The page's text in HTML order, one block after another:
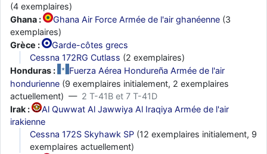
(4 exemplaires)
Ghana :
Ghana Air Force Armée de l'air ghanéenne (3
exemplaires)
Grèce :
Garde-côtes grecs
Cessna 172RG Cutlass (2 exemplaires)
Honduras :
Fuerza Aérea Hondureña Armée de l'air
hondurienne (9 exemplaires initialement, 2 exemplaires
actuellement) — 2 T-41B et 7 T-41D
Irak :
Al Quwwat Al Jawwiya Al Iraqiya Armée de l'air
irakienne
Cessna 172S Skyhawk SP (12 exemplaires initialement, 9
exemplaires actuellement)